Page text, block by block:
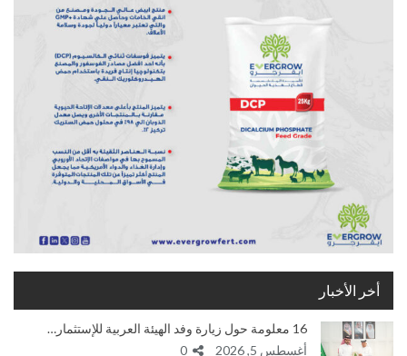
أخر الأخبار
16 معلومة حول زيارة وفد الهيئة العربية للإستثمار…
أغسطس 5, 2026